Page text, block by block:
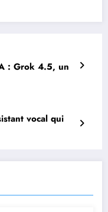
: Grok 4.5, un
vocal qui